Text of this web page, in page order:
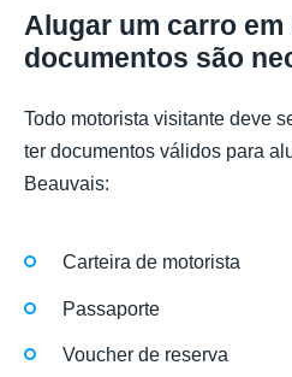
Alugar um carro
documentos são
Todo motorista visitante deve
ter documentos válidos para
Beauvais:
Carteira de motorista
Passaporte
Voucher de reserva